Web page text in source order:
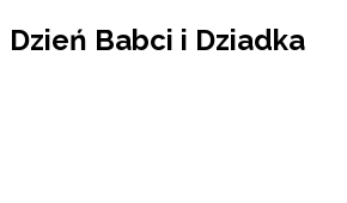
Dzień Babci i Dziadka